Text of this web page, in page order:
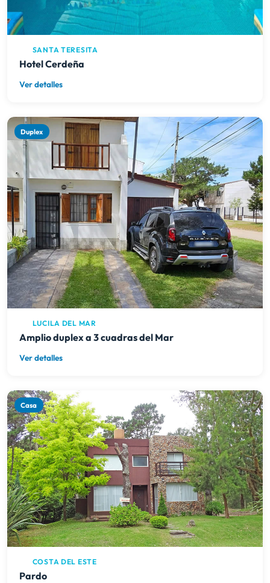
SANTA TERESITA
Hotel Cerdeña
Ver detalles
Duplex
LUCILA DEL MAR
Amplio duplex a 3 cuadras del Mar
Ver detalles
Casa
COSTA DEL ESTE
Pardo